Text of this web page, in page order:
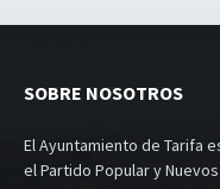
SOBRE NOSOTROS
El Ayuntamiento de Tarifa
el Partido Popular y